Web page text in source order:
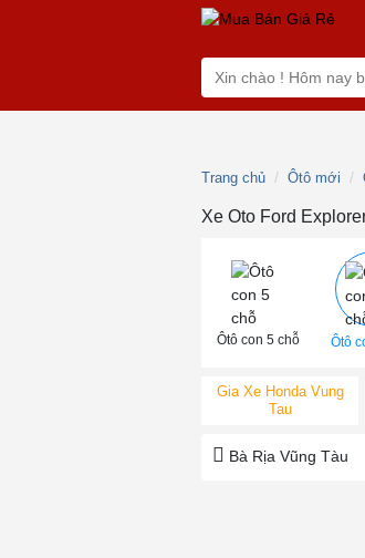
Trang chủ Ôtô mới
Xe Oto Ford
Ôtô con 5 chỗ Ôtô
Gia Xe Honda Vung
Tau
Bà Rịa Vũng Tàu